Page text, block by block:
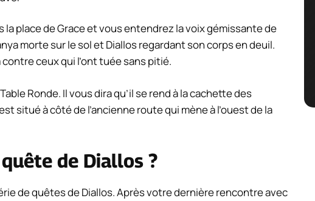
place de Grace et vous entendrez la voix gémissante de
morte sur le sol et Diallos regardant son corps en deuil.
ceux qui l’ont tuée sans pitié.
Ronde. Il vous dira qu’il se rend à la cachette des
situé à côté de l’ancienne route qui mène à l’ouest de la
de Diallos ?
de quêtes de Diallos. Après votre dernière rencontre avec